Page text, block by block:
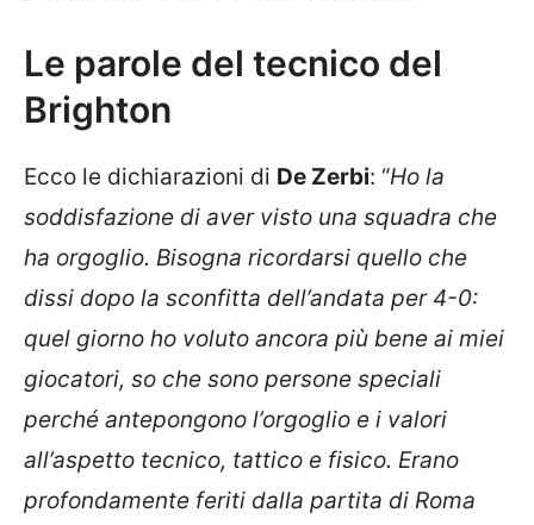
Le parole del tecnico del
Brighton
Ecco le dichiarazioni di De Zerbi: “Ho la
soddisfazione di aver visto una squadra che
ha orgoglio. Bisogna ricordarsi quello che
dissi dopo la sconfitta dell’andata per 4-0:
quel giorno ho voluto ancora più bene ai miei
giocatori, so che sono persone speciali
perché antepongono l’orgoglio e i valori
all’aspetto tecnico, tattico e fisico. Erano
profondamente feriti dalla partita di Roma